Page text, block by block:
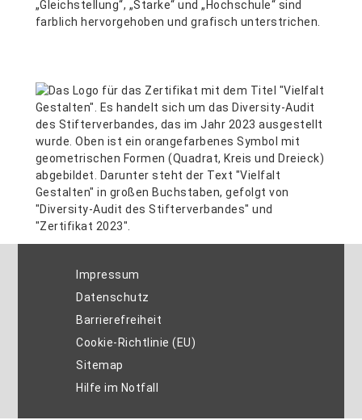
Impressum
Datenschutz
Barrierefreiheit
Cookie-Richtlinie (EU)
Sitemap
Hilfe im Notfall